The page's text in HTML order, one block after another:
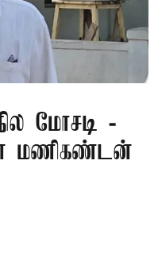
மோசடி -
மணிகண்டன்